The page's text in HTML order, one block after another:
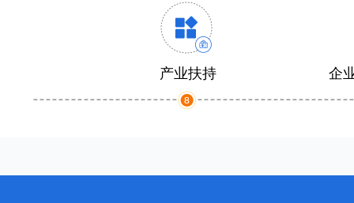
产业扶持 企